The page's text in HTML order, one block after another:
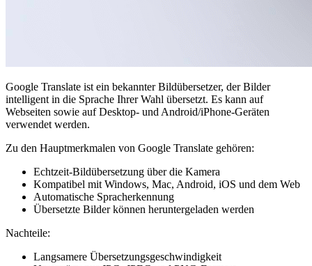
Google Translate ist ein bekannter Bildübersetzer, der Bilder
intelligent in die Sprache Ihrer Wahl übersetzt. Es kann auf
Webseiten sowie auf Desktop- und Android/iPhone-Geräten
verwendet werden.
Zu den Hauptmerkmalen von Google Translate gehören:
Echtzeit-Bildübersetzung über die Kamera
Kompatibel mit Windows, Mac, Android, iOS und dem Web
Automatische Spracherkennung
Übersetzte Bilder können heruntergeladen werden
Nachteile:
Langsamere Übersetzungsgeschwindigkeit